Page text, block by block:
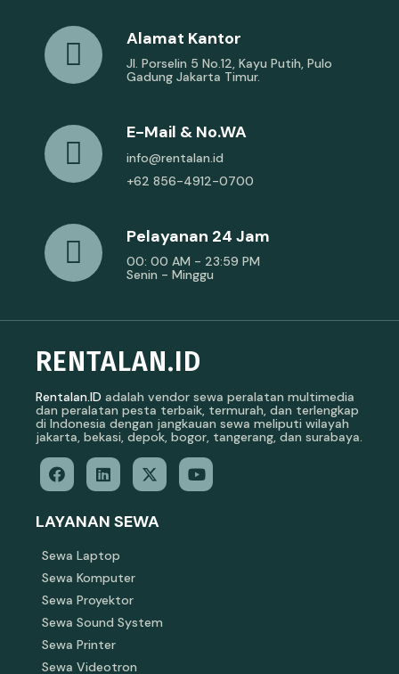
Alamat Kantor
Jl. Porselin 5 No.12, Kayu Putih, Pulo
Gadung Jakarta Timur.
E-Mail & No.WA
info@rentalan.id
+62 856-4912-0700
Pelayanan 24 Jam
00: 00 AM - 23:59 PM
Senin - Minggu
RENTALAN.ID
Rentalan.ID adalah vendor sewa peralatan multimedia
dan peralatan pesta terbaik, termurah, dan terlengkap
di Indonesia dengan jangkauan sewa meliputi wilayah
jakarta, bekasi, depok, bogor, tangerang, dan surabaya.
LAYANAN SEWA
Sewa Laptop
Sewa Komputer
Sewa Proyektor
Sewa Sound System
Sewa Printer
Sewa Videotron